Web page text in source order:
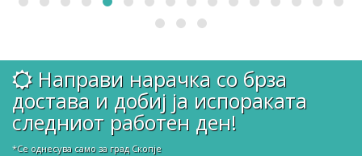
Направи нарачка со брза
достава и добиј ја испораката
следниот работен ден!
*Се однесува само за град Скопје